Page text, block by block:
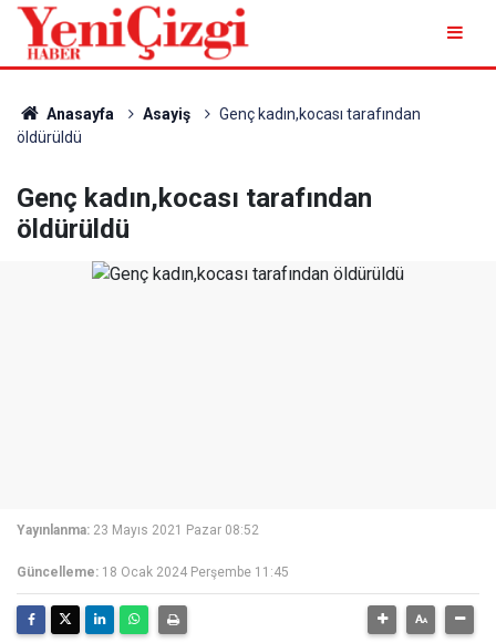
Anasayfa Asayiş
Genç kadın,kocası tarafından
öldürüldü
Genç kadın,kocası tarafından
öldürüldü
Yayınlanma: 23 Mayıs 2021 Pazar 08:52
Güncelleme: 18 Ocak 2024 Perşembe 11:45